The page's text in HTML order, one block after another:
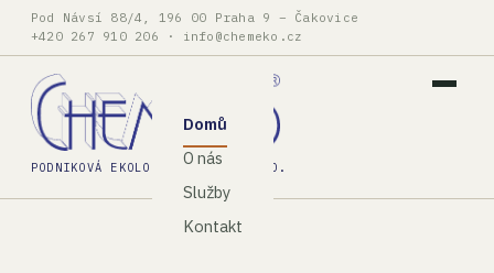
Pod Návsí 88/4, 196 00 Praha 9 – Čakovice
+420 267 910 206 · info@chemeko.cz
PODNIKOVÁ EKOLOGIE, SPOL. S R.O.
Domů
O nás
Služby
Kontakt